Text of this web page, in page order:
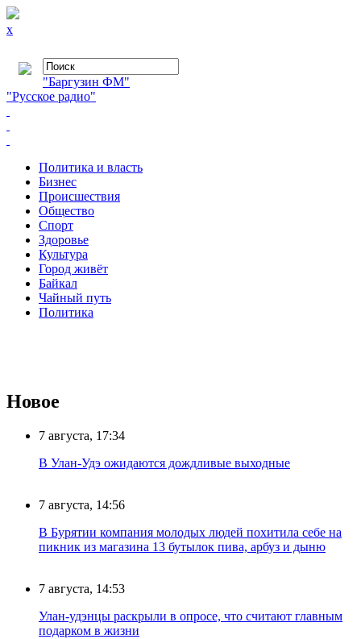
x
"Баргузин ФМ"
"Русское радио"
Политика и власть
Бизнес
Происшествия
Общество
Cпорт
Здоровье
Культура
Город живёт
Байкал
Чайный путь
Политика
Новое
7 августа, 17:34
В Улан-Удэ ожидаются дождливые выходные
7 августа, 14:56
В Бурятии компания молодых людей похитила себе на
пикник из магазина 13 бутылок пива, арбуз и дыню
7 августа, 14:53
Улан-удэнцы раскрыли в опросе, что считают главным
подарком в жизни